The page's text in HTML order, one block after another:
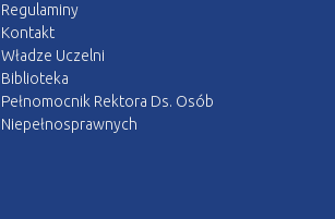
Regulaminy
Kontakt
Władze Uczelni
Biblioteka
Pełnomocnik Rektora Ds. Osób
Niepełnosprawnych